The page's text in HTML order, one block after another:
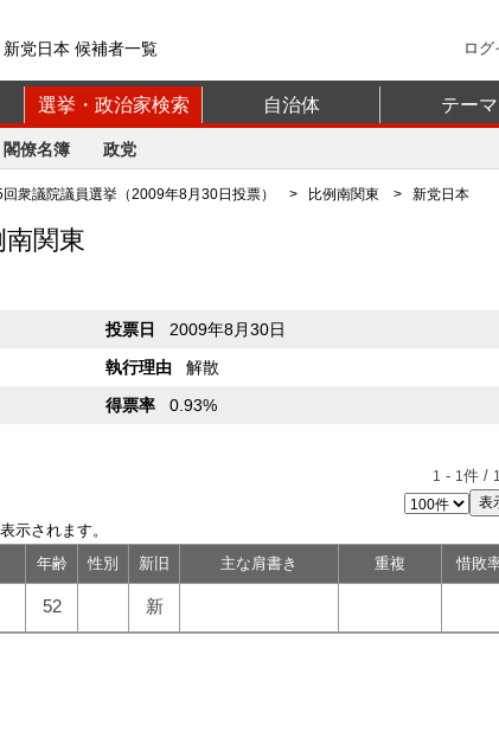
党日本 候補者一覧 ログ
選挙・政治家検索 自治体 テーマ
閣僚名簿 政党
衆議院議員選挙（2009年8月30日投票） > 比例南関東 > 新党日本
関東
投票日
2009年8月30日
執行理由
解散
得票率
0.93%
1 - 1件 / 1
示されます。
年齢 性別 新旧 主な肩書き 重複 惜敗
52 新